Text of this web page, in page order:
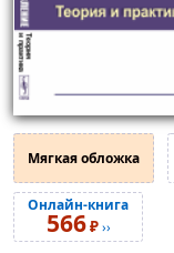
Мягкая обложка
Онлайн-книга
566₽››